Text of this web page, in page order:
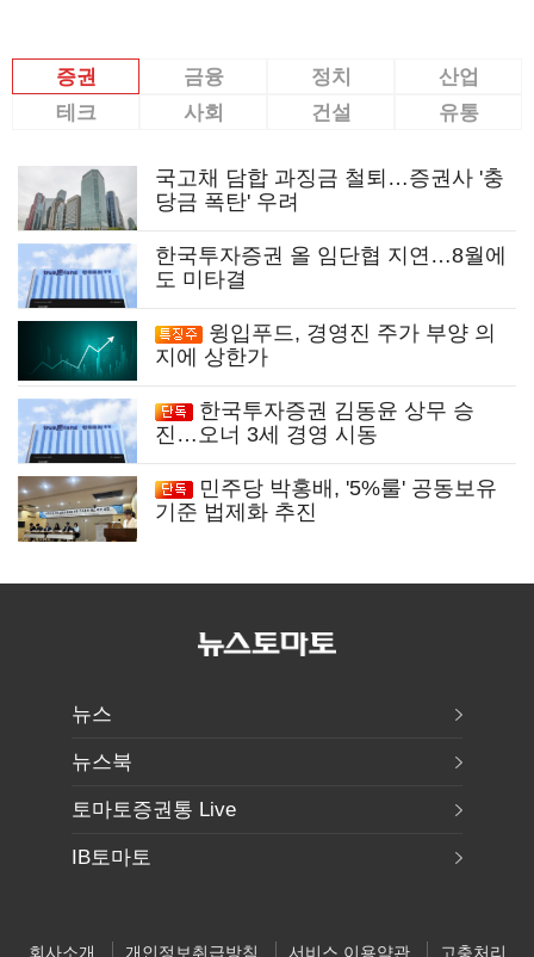
증권 금융 정치
산업
테크
사회 건설 유통
국고채 담합 과징금 철퇴…증권사 '충
당금 폭탄' 우려
한국투자증권 올 임단협 지연…8월에
도 미타결
윙입푸드, 경영진 주가 부양 의
지에 상한가
한국투자증권 김동윤 상무 승
진…오너 3세 경영 시동
민주당 박홍배, '5%룰' 공동보유
기준 법제화 추진
뉴스
뉴스북
토마토증권통 Live
IB토마토
회사소개 개인정보취급방침 서비스 이용약관 고충처리